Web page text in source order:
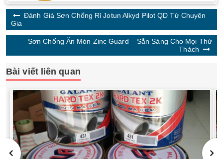
Đánh Giá Sơn Chống Rỉ Jotun Alkyd Pilot QD Từ Chuyên
Gia
Sơn Chống Ăn Mòn Zinc Guard – Sẵn Sàng Cho Mọi Thử
Thách
Bài viết liên quan